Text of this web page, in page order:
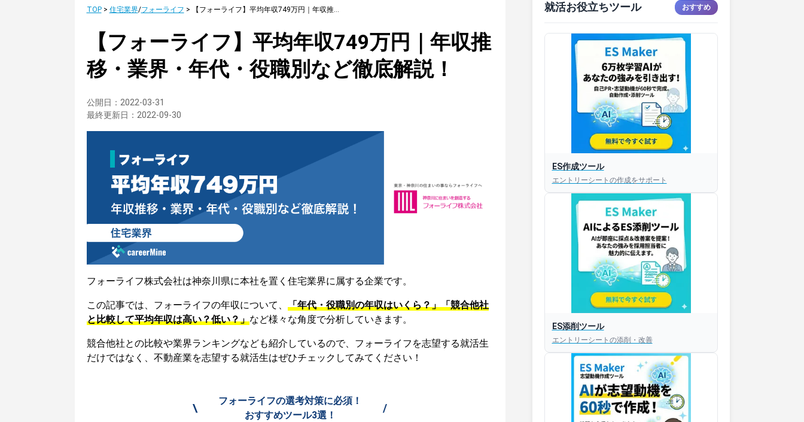
TOP> 住宅業界/フォーライフ > 【フォーライフ】平均年収749万円｜年収推移・業界・年代・役職別など徹底解説！
【フォーライフ】平均年収749万円｜年収推
移・業界・年代・役職別など徹底解説！
公開日： 2022-03-31
最終更新日： 2022-09-30
フォーライフ株式会社は神奈川県に本社を置く住宅業界に属する企業です。
この記事では、フォーライフの年収について、 「年代・役職別の年収はいくら？」「競合他社
と比較して平均年収は高い？低い？」など様々な角度で分析していきます。
競合他社との比較や業界ランキングなども紹介しているので、フォーライフを志望する就活生
だけではなく、不動産業を志望する就活生はぜひチェックしてみてください！
\
フォーライフの選考対策に必須！
おすすめツール3選！
/
就活お役立ちツール おすすめ
ES作成ツール
エントリーシートの作成をサポート
ES添削ツール
エントリーシートの添削・改善